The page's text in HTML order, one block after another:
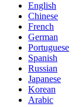
English
Chinese
French
German
Portuguese
Spanish
Russian
Japanese
Korean
Arabic